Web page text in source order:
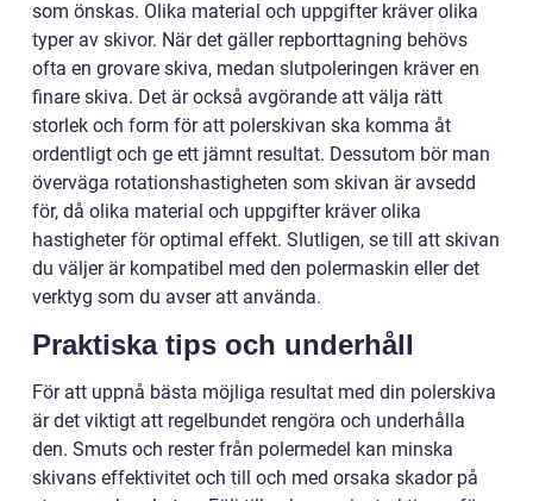
som önskas. Olika material och uppgifter kräver olika
typer av skivor. När det gäller repborttagning behövs
ofta en grovare skiva, medan slutpoleringen kräver en
finare skiva. Det är också avgörande att välja rätt
storlek och form för att polerskivan ska komma åt
ordentligt och ge ett jämnt resultat. Dessutom bör man
överväga rotationshastigheten som skivan är avsedd
för, då olika material och uppgifter kräver olika
hastigheter för optimal effekt. Slutligen, se till att skivan
du väljer är kompatibel med den polermaskin eller det
verktyg som du avser att använda.
Praktiska tips och underhåll
För att uppnå bästa möjliga resultat med din polerskiva
är det viktigt att regelbundet rengöra och underhålla
den. Smuts och rester från polermedel kan minska
skivans effektivitet och till och med orsaka skador på